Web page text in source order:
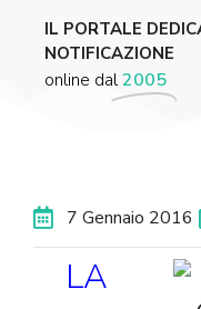
IL PORTALE
NOTIFICAZIONE
online dal2005
7 Gennaio 2016
LA